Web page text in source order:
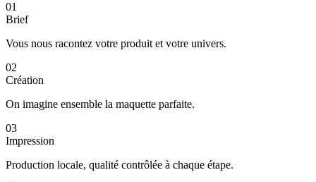
01
Brief
Vous nous racontez votre produit et votre univers.
02
Création
On imagine ensemble la maquette parfaite.
03
Impression
Production locale, qualité contrôlée à chaque étape.